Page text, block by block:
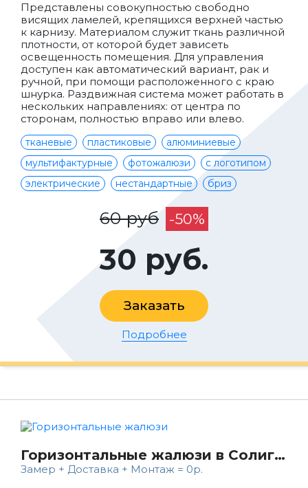
Представлены совокупностью свободно
висящих ламелей, крепящихся верхней частью
к карнизу. Материалом служит ткань различной
плотности, от которой будет зависеть
освещенность помещения. Для управления
доступен как автоматический вариант, рак и
ручной, при помощи расположенного с краю
шнурка. Раздвижная система может работать в
нескольких направлениях: от центра по
сторонам, полностью вправо или влево.
тканевые пластиковые
алюминиевые
мультифактурные
фотожалюзи
с логотипом
электрические
нестандартные бриз
60 руб -50%
30 руб.
Заказать
Подробнее
Горизонтальные жалюзи в Солигорске
Замер + Доставка + Монтаж = 0р.